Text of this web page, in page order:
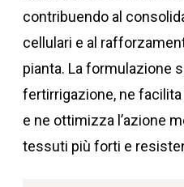
contribuendo al
cellulari e al
pianta. La formulazione
fertirrigazione, ne
e ne ottimizza l’azione
tessuti più forti e